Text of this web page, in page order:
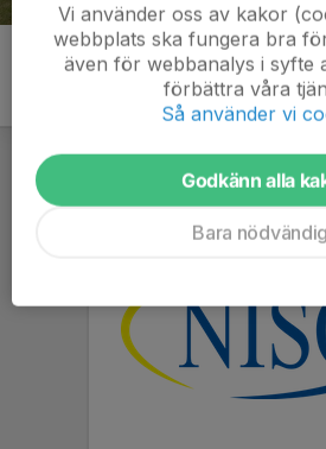
Vi använder oss av kakor
webbplats ska fungera bra
även för webbanalys i syfte
förbättra våra
Så använder vi
Godkänn alla
Bara